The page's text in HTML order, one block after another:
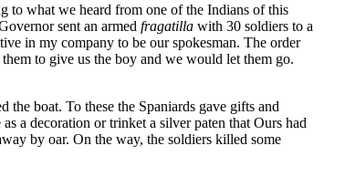
to what we heard from one of the Indians of this
sent an armed fragatilla with 30 soldiers to a
in my company to be our spokesman. The order
to give us the boy and we would let them go.
boat. To these the Spaniards gave gifts and
a decoration or trinket a silver paten that Ours had
by oar. On the way, the soldiers killed some